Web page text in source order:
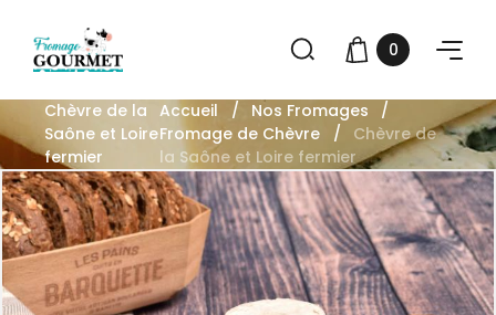
0
Chèvre de la
Saône et Loire
fermier
Accueil
Nos Fromages
Fromage de Chèvre
Chèvre de
la Saône et Loire fermier